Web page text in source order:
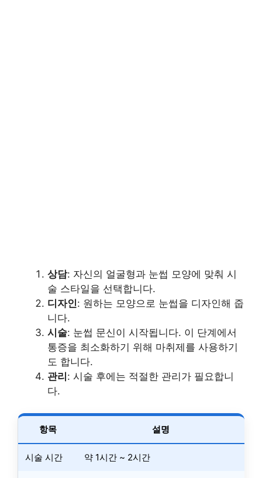
상담: 자신의 얼굴형과 눈썹 모양에 맞춰 시
술 스타일을 선택합니다.
디자인: 원하는 모양으로 눈썹을 디자인해 줍
니다.
시술: 눈썹 문신이 시작됩니다. 이 단계에서
통증을 최소화하기 위해 마취제를 사용하기
도 합니다.
관리: 시술 후에는 적절한 관리가 필요합니
다.
항목 설명
시술 시간 약 1시간 ~ 2시간